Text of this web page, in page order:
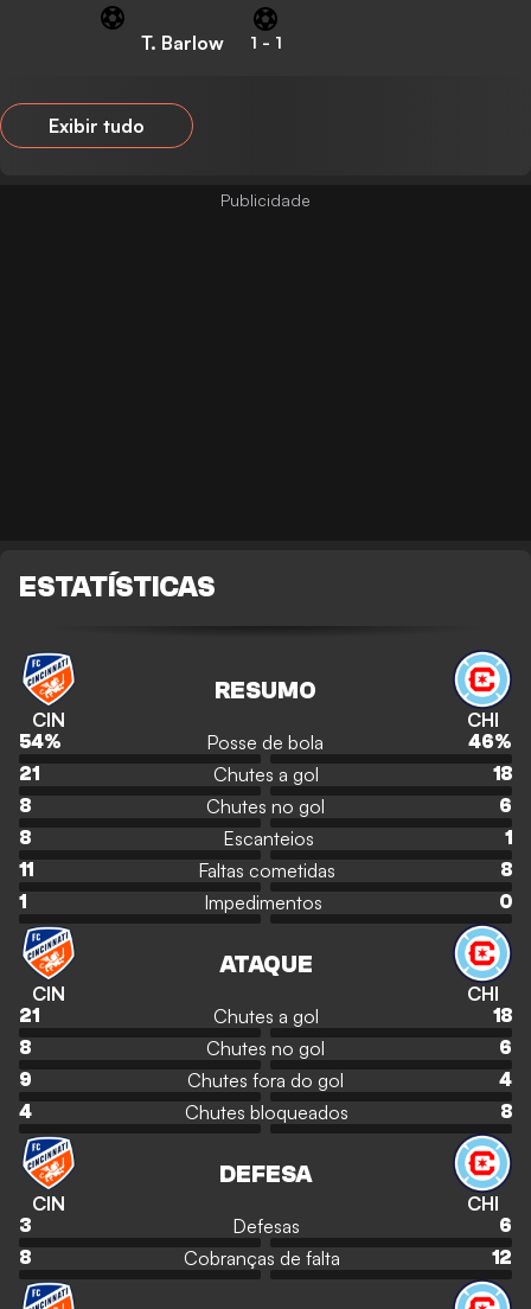
T. Barlow 1 - 1
Exibir tudo
ESTATÍSTICAS
CIN
RESUMO
CHI
54% Posse de bola 46%
21
Chutes a gol
18
8
Chutes no gol
6
8
Escanteios
1
11
Faltas cometidas
8
1
Impedimentos 0
CIN
ATAQUE
CHI
21 Chutes a gol
18
8
Chutes no gol
6
9
Chutes fora do gol
4
4
Chutes bloqueados 8
CIN
DEFESA
CHI
3 Defesas
6
8
Cobranças de falta 12